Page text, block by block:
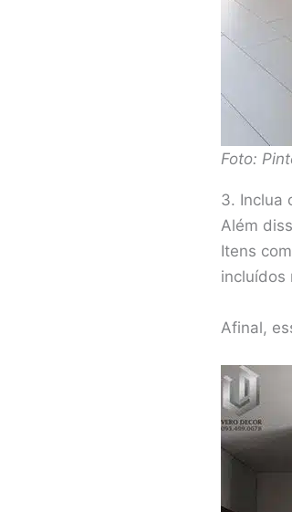
Foto:
3. Inclua
Além
Itens
incluídos
Afinal,